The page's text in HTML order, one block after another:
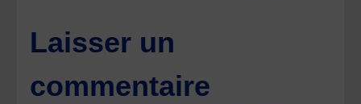
Laisser un
commentaire